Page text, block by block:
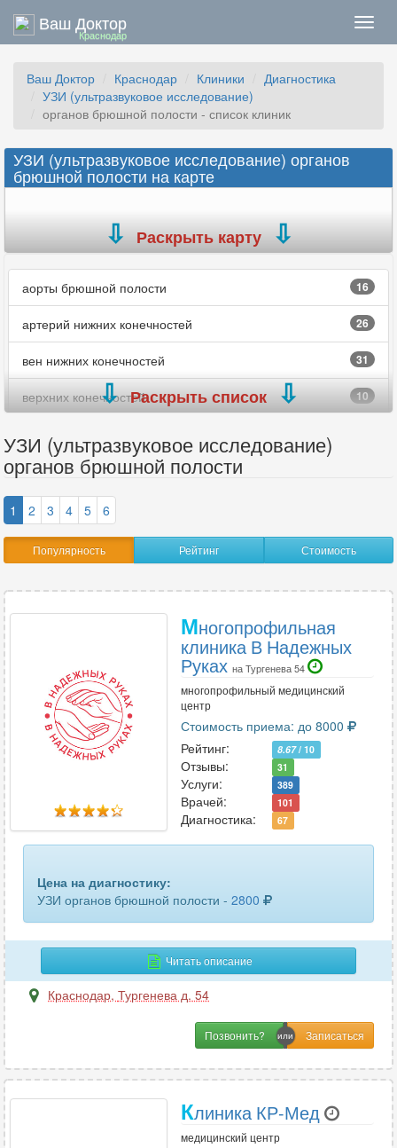
Ваш Доктор
Краснодар
Ваш Доктор Краснодар Клиники
Диагностика
УЗИ (ультразвуковое исследование)
органов брюшной полости - список клиник
УЗИ (ультразвуковое исследование) органов
брюшной полости на карте
Раскрыть карту
аорты брюшной полости 16
артерий нижних конечностей 26
вен нижних конечностей 31
верхних конечностей 10
вилочковой железы
внутренних женских половых органов
гайморовых пазух носа
гистеросальпингоскопия (УЗГСС) 7
голеностопного сустава
желудка
желчного пузыря 29
желчного пузыря с определением функции
забрюшинного пространства
кисти руки
кожи
коленного сустава 27
легких и бронхов 4
лимфоузлов брюшной полости 8
Раскрыть список
УЗИ (ультразвуковое исследование)
органов брюшной полости
1 2 3 4 5 6
Популярность Рейтинг Стоимость
Многопрофильная
клиника В Надежных
Руках на Тургенева 54
многопрофильный медицинский
центр
Стоимость приема: до 8000
Рейтинг:
8.67/ 10
Отзывы: 31
Услуги: 389
Врачей: 101
Диагностика: 67
Цена на диагностику:
УЗИ органов брюшной полости - 2800
Читать описание
Краснодар, Тургенева д. 54
Позвонить?
Клиника КР-Мед
медицинский центр